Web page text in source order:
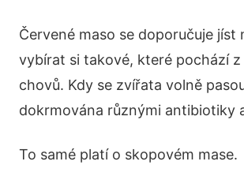
Červené maso se doporučuje jíst
vybírat si takové, které pochází
chovů. Kdy se zvířata volně
dokrmována různými antibiotiky
To samé platí o skopovém mase.